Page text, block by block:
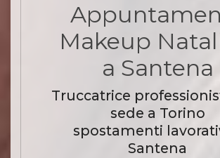
Makeup
a Santena
Truccatrice
sede a Torino
spostamenti
Santena